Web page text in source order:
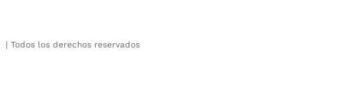
| Todos los derechos reservados